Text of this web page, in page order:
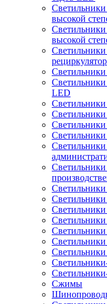
высокой
высокой
Светильники
Светильники
LED
Сжимы